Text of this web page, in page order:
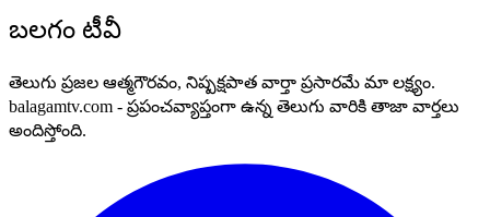
బలగం టీవీ
తెలుగు ప్రజల ఆత్మగౌరవం, నిష్పక్షపాత వార్తా ప్రసారమే మా లక్ష్యం.
balagamtv.com - ప్రపంచవ్యాప్తంగా ఉన్న తెలుగు వారికి తాజా వార్తలు
అందిస్తోంది.